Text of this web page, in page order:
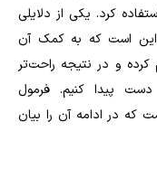
کرد. یکی از دلایلی
این است که به کمک آن
کرده و در نتیجه راحت‌تر
پیدا کنیم. فرمول
که در ادامه آن را بیان